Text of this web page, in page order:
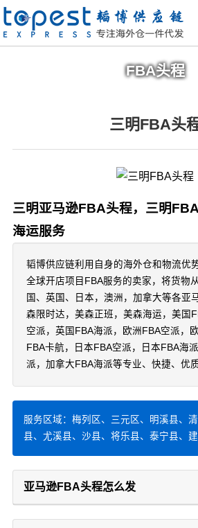
FBA头程
三明FBA头
三明亚马逊FBA头程，三明
海运服务
韬博供应链利用自身的海外仓和物流优
全球开店项目FBA服务的卖家，将货物
国、英国、日本，澳洲，加拿大等各亚
森限时达，美森正班，美森海运，美国
空派，英国FBA海派，欧洲FBA空派，
FBA卡航，日本FBA空派，日本FBA海
派，加拿大FBA海派等专业、快捷、优
服务区域：梅列区、三元区、明溪县、
县、尤溪县、沙县、将乐县、泰宁县、
亚马逊FBA头程怎么发